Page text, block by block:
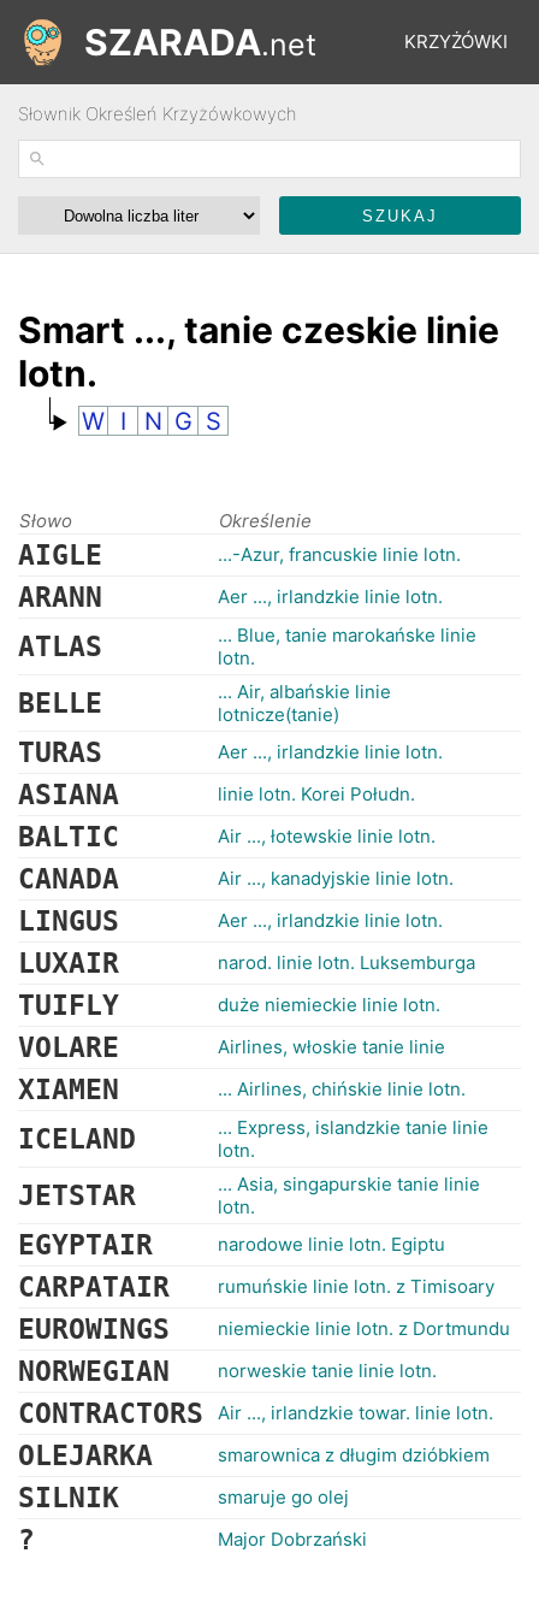
KRZYŻÓWKI
ŁAMIGŁÓWKI
RANKINGI
SZARADA.net
Słownik Określeń Krzyżówkowych
Smart ..., tanie czeskie linie
lotn.
W I N G S
Słowo Określenie
AIGLE ...-Azur, francuskie linie lotn.
ARANN Aer ..., irlandzkie linie lotn.
ATLAS
... Blue, tanie marokańske linie
lotn.
BELLE
... Air, albańskie linie
lotnicze(tanie)
TURAS Aer ..., irlandzkie linie lotn.
ASIANA linie lotn. Korei Połudn.
BALTIC Air ..., łotewskie linie lotn.
CANADA Air ..., kanadyjskie linie lotn.
LINGUS Aer ..., irlandzkie linie lotn.
LUXAIR narod. linie lotn. Luksemburga
TUIFLY duże niemieckie linie lotn.
VOLARE Airlines, włoskie tanie linie
XIAMEN ... Airlines, chińskie linie lotn.
ICELAND
... Express, islandzkie tanie linie
lotn.
JETSTAR
... Asia, singapurskie tanie linie
lotn.
EGYPTAIR narodowe linie lotn. Egiptu
CARPATAIR rumuńskie linie lotn. z Timisoary
EUROWINGS niemieckie linie lotn. z Dortmundu
NORWEGIAN norweskie tanie linie lotn.
CONTRACTORS Air ..., irlandzkie towar. linie lotn.
OLEJARKA smarownica z długim dzióbkiem
SILNIK smaruje go olej
? Major Dobrzański